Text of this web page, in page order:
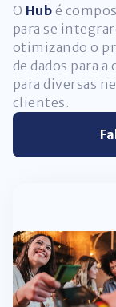
O Hub é
para se
otimizando o
de dados para
para diversas
clientes.